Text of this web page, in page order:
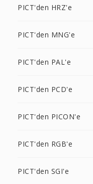
PICT'den HRZ'e
PICT'den MNG'e
PICT'den PAL'e
PICT'den PCD'e
PICT'den PICON'e
PICT'den RGB'e
PICT'den SGI'e